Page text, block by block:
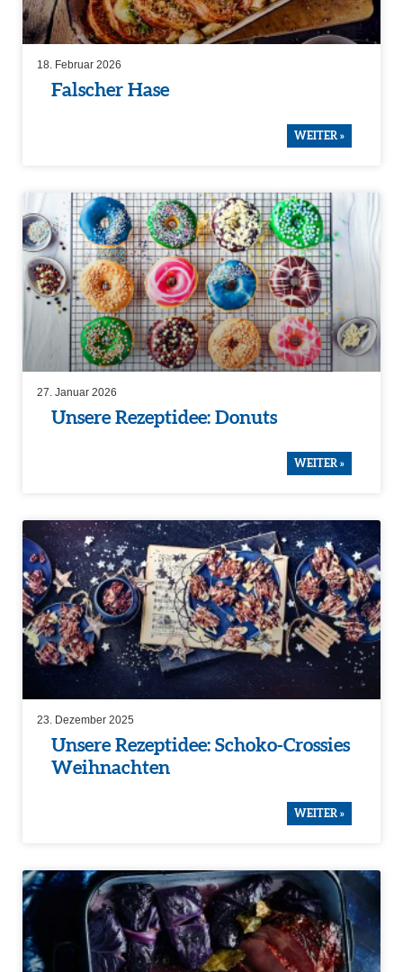
Falscher Hase
WEITER »
18. Februar 2026
Unsere Rezep­t­idee: Donuts
WEITER »
27. Januar 2026
Unsere Rezep­t­idee: Schoko-Crossies
Weihnachten
WEITER »
23. Dezember 2025